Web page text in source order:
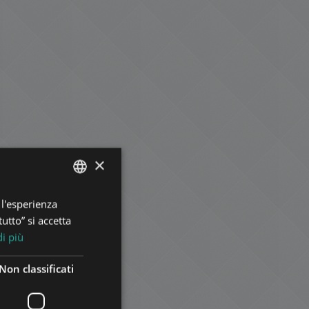
ENGLISH
HUNGARIAN
FRENCH
×
si accetta
più
Non classificati